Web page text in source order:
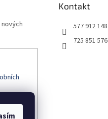
Kontakt
577 912 148
725 851 576